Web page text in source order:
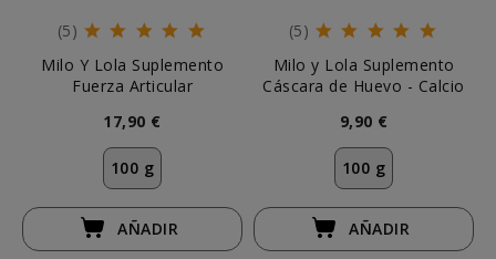
(5)
Milo Y Lola Suplemento
Fuerza Articular
17,90 €
100 g
AÑADIR
(5)
Milo y Lola Suplemento
Cáscara de Huevo - Calcio
9,90 €
100 g
AÑADIR